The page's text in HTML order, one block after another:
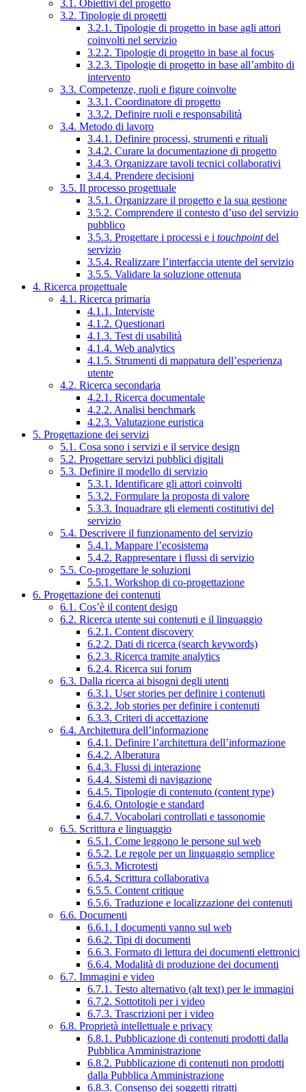
3.1. Obiettivi del progetto
3.2. Tipologie di progetti
3.2.1. Tipologie di progetto in base agli attori
coinvolti nel servizio
3.2.2. Tipologie di progetto in base al focus
3.2.3. Tipologie di progetto in base all’ambito di
intervento
3.3. Competenze, ruoli e figure coinvolte
3.3.1. Coordinatore di progetto
3.3.2. Definire ruoli e responsabilità
3.4. Metodo di lavoro
3.4.1. Definire processi, strumenti e rituali
3.4.2. Curare la documentazione di progetto
3.4.3. Organizzare tavoli tecnici collaborativi
3.4.4. Prendere decisioni
3.5. Il processo progettuale
3.5.1. Organizzare il progetto e la sua gestione
3.5.2. Comprendere il contesto d’uso del servizio
pubblico
3.5.3. Progettare i processi e i touchpointdel
servizio
3.5.4. Realizzare l’interfaccia utente del servizio
3.5.5. Validare la soluzione ottenuta
4. Ricerca progettuale
4.1. Ricerca primaria
4.1.1. Interviste
4.1.2. Questionari
4.1.3. Test di usabilità
4.1.4. Web analytics
4.1.5. Strumenti di mappatura dell’esperienza
utente
4.2. Ricerca secondaria
4.2.1. Ricerca documentale
4.2.2. Analisi benchmark
4.2.3. Valutazione euristica
5. Progettazione dei servizi
5.1. Cosa sono i servizi e il service design
5.2. Progettare servizi pubblici digitali
5.3. Definire il modello di servizio
5.3.1. Identificare gli attori coinvolti
5.3.2. Formulare la proposta di valore
5.3.3. Inquadrare gli elementi costitutivi del
servizio
5.4. Descrivere il funzionamento del servizio
5.4.1. Mappare l’ecosistema
5.4.2. Rappresentare i flussi di servizio
5.5. Co-progettare le soluzioni
5.5.1. Workshop di co-progettazione
6. Progettazione dei contenuti
6.1. Cos’è il content design
6.2. Ricerca utente sui contenuti e il linguaggio
6.2.1. Content discovery
6.2.2. Dati di ricerca (search keywords)
6.2.3. Ricerca tramite analytics
6.2.4. Ricerca sui forum
6.3. Dalla ricerca ai bisogni degli utenti
6.3.1. User stories per definire i contenuti
6.3.2. Job stories per definire i contenuti
6.3.3. Criteri di accettazione
6.4. Architettura dell’informazione
6.4.1. Definire l’architettura dell’informazione
6.4.2. Alberatura
6.4.3. Flussi di interazione
6.4.4. Sistemi di navigazione
6.4.5. Tipologie di contenuto (content type)
6.4.6. Ontologie e standard
6.4.7. Vocabolari controllati e tassonomie
6.5. Scrittura e linguaggio
6.5.1. Come leggono le persone sul web
6.5.2. Le regole per un linguaggio semplice
6.5.3. Microtesti
6.5.4. Scrittura collaborativa
6.5.5. Content critique
6.5.6. Traduzione e localizzazione dei contenuti
6.6. Documenti
6.6.1. I documenti vanno sul web
6.6.2. Tipi di documenti
6.6.3. Formato di lettura dei documenti elettronici
6.6.4. Modalità di produzione dei documenti
6.7. Immagini e video
6.7.1. Testo alternativo (alt text) per le immagini
6.7.2. Sottotitoli per i video
6.7.3. Trascrizioni per i video
6.8. Proprietà intellettuale e privacy
6.8.1. Pubblicazione di contenuti prodotti dalla
Pubblica Amministrazione
6.8.2. Pubblicazione di contenuti non prodotti
dalla Pubblica Amministrazione
6.8.3. Consenso dei soggetti ritratti